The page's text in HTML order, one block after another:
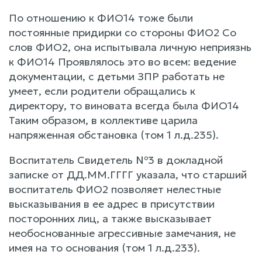
По отношению к ФИО14 тоже были
постоянные придирки со стороны ФИО2 Со
слов ФИО2, она испытывала личную неприязнь
к ФИО14 Проявлялось это во всем: ведение
документации, с детьми ЗПР работать не
умеет, если родители обращались к
директору, то виновата всегда была ФИО14
Таким образом, в коллективе царила
напряженная обстановка (том 1 л.д.235).
Воспитатель Свидетель №3 в докладной
записке от ДД.ММ.ГГГГ указала, что старший
воспитатель ФИО2 позволяет нелестные
высказывания в ее адрес в присутствии
посторонних лиц, а также высказывает
необоснованные агрессивные замечания, не
имея на то основания (том 1 л.д.233).